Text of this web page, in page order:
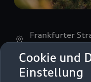
Cookie und
Einstellung
Frankfurter
03546 27240